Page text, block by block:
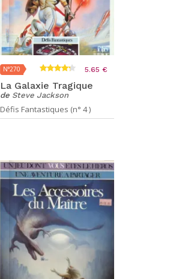
N°270 5.65 €
La Galaxie Tragique
de Steve Jackson
Défis Fantastiques (n° 4 )